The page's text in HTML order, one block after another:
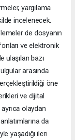
yargılama
incelenecek.
de dosyanın
ve elektronik
ulaşılan bazı
arasında
öne
ve dijital
olaydan
da
yaşadığı ileri